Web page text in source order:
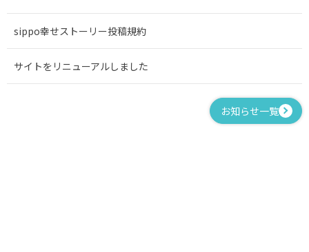
sippo幸せストーリー投稿規約
サイトをリニューアルしました
お知らせ一覧